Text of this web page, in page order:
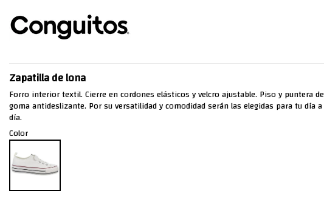
Zapatilla de lona
Forro interior textil. Cierre en cordones elásticos y velcro ajustable. Piso y puntera de
goma antideslizante. Por su versatilidad y comodidad serán las elegidas para tu día a
día.
Color